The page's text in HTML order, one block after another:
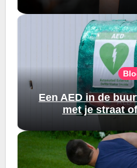
Een AED in de
met je straat